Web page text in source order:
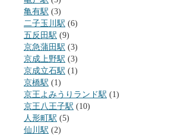
亀有駅 (3)
二子玉川駅 (6)
五反田駅 (9)
京急蒲田駅 (3)
京成上野駅 (3)
京成立石駅 (1)
京橋駅 (1)
京王よみうりランド駅 (1)
京王八王子駅 (10)
人形町駅 (5)
仙川駅 (2)